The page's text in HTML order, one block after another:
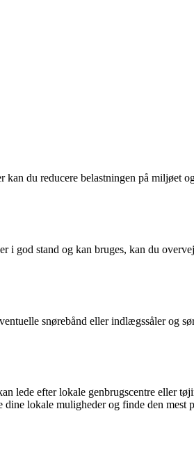
du reducere belastningen på miljøet
i god stand og kan bruges, kan du
snørebånd eller indlægssåler og
lede efter lokale genbrugscentre eller
lokale muligheder og finde den mest